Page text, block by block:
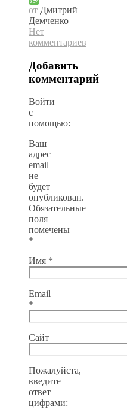
от Дмитрий
Демченко
Нет
комментариев
Добавить
комментарий
Войти
с
помощью:
Ваш
адрес
email
не
будет
опубликован.
Обязательные
поля
помечены
*
Имя *
Email
*
Сайт
Пожалуйста,
введите
ответ
цифрами: